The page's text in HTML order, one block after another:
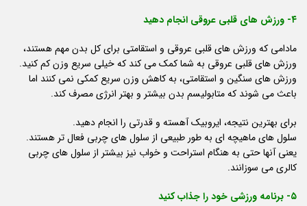
۴- ورزش های قلبی عروقی انجام دهید
مادامی که ورزش های قلبی عروقی و استقامتی برای کل بدن مهم هستند،
ورزش های قلبی عروقی به شما کمک می کند که خیلی سریع وزن کم کنید.
ورزش های سنگین و استقامتی، به کاهش وزن سریع کمکی نمی کنند اما
باعث می شوند که متابولیسم بدن بیشتر و بهتر انرژی مصرف کند.
برای بهترین نتیجه، ایروبیک آهسته و قدرتی را انجام دهید.
سلول های ماهیچه ای به طور طبیعی از سلول های چربی فعال تر هستند.
یعنی آنها حتی به هنگام استراحت و خواب نیز بیشتر از سلول های چربی
کالری می سوزانند.
۵- برنامه ورزشی خود را جذاب کنید